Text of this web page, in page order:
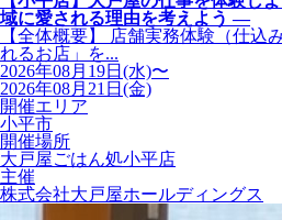
域に愛される理由を考えよう ―
【全体概要】 店舗実務体験（仕込
れるお店」を...
2026年08月19日(水)〜
2026年08月21日(金)
開催エリア
小平市
開催場所
大戸屋ごはん処小平店
主催
株式会社大戸屋ホールディングス